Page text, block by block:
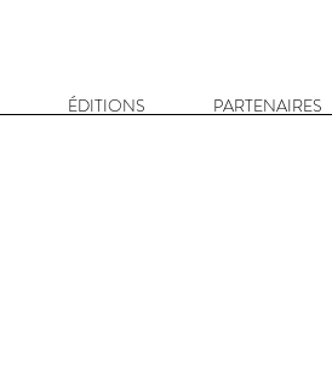
ÉDITIONS PARTENAIRES